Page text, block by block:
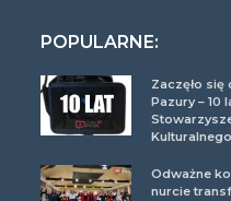
POPULARNE:
Zaczęło się
Pazury – 10
Odważne
nurcie